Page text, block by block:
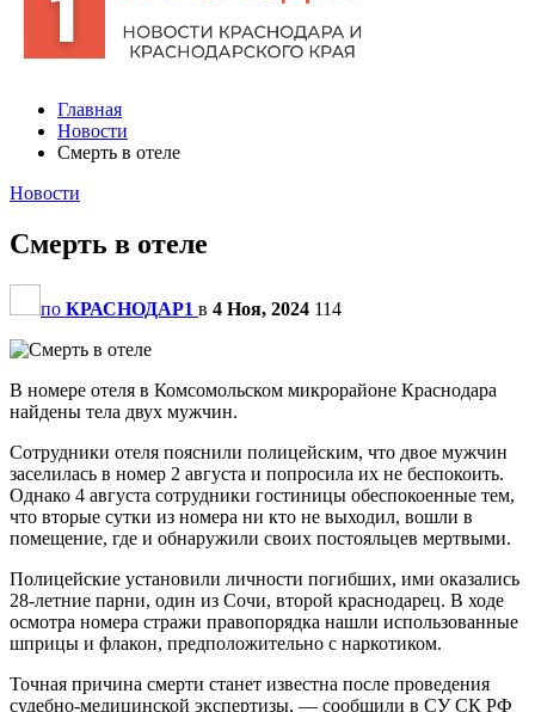
Главная
Новости
Смерть в отеле
Новости
Смерть в отеле
по КРАСНОДАР1 в 4 Ноя, 2024 114
В номере отеля в Комсомольском микрорайоне Краснодара
найдены тела двух мужчин.
Сотрудники отеля пояснили полицейским, что двое мужчин
заселилась в номер 2 августа и попросила их не беспокоить.
Однако 4 августа сотрудники гостиницы обеспокоенные тем,
что вторые сутки из номера ни кто не выходил, вошли в
помещение, где и обнаружили своих постояльцев мертвыми.
Полицейские установили личности погибших, ими оказались
28-летние парни, один из Сочи, второй краснодарец. В ходе
осмотра номера стражи правопорядка нашли использованные
шприцы и флакон, предположительно с наркотиком.
Точная причина смерти станет известна после проведения
судебно-медицинской экспертизы, — сообщили в СУ СК РФ